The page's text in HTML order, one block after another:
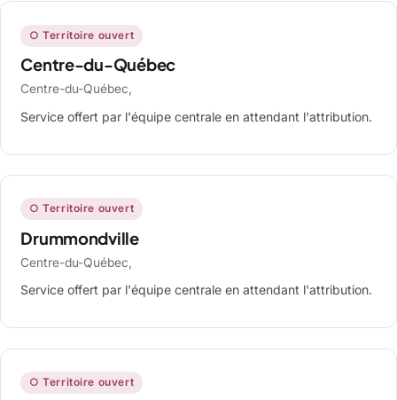
○ Territoire ouvert
Centre-du-Québec
Centre-du-Québec,
Service offert par l'équipe centrale en attendant l'attribution.
○ Territoire ouvert
Drummondville
Centre-du-Québec,
Service offert par l'équipe centrale en attendant l'attribution.
○ Territoire ouvert